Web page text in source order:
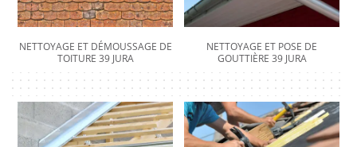
NETTOYAGE ET DÉMOUSSAGE DE
TOITURE 39 JURA
NETTOYAGE ET POSE DE
GOUTTIÈRE 39 JURA